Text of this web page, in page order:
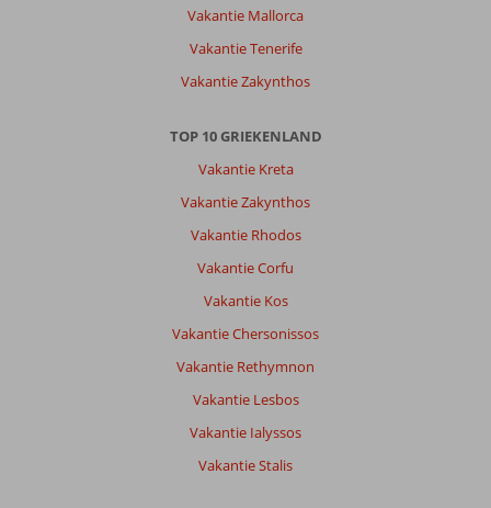
Vakantie Mallorca
Vakantie Tenerife
Vakantie Zakynthos
TOP 10 GRIEKENLAND
Vakantie Kreta
Vakantie Zakynthos
Vakantie Rhodos
Vakantie Corfu
Vakantie Kos
Vakantie Chersonissos
Vakantie Rethymnon
Vakantie Lesbos
Vakantie Ialyssos
Vakantie Stalis